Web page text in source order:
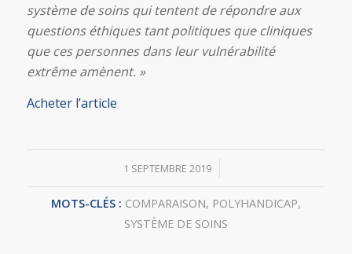
système de soins qui tentent de répondre aux
questions éthiques tant politiques que cliniques
que ces personnes dans leur vulnérabilité
extrême amènent. »
Acheter l’article
1 SEPTEMBRE 2019
/
MOTS-CLÉS : COMPARAISON, POLYHANDICAP,
SYSTÈME DE SOINS